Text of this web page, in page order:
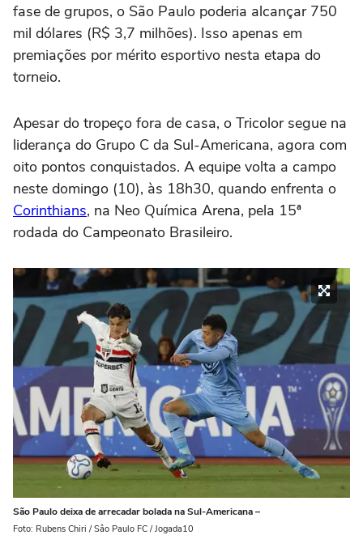
fase de grupos, o São Paulo poderia alcançar 750
mil dólares (R$ 3,7 milhões). Isso apenas em
premiações por mérito esportivo nesta etapa do
torneio.
Apesar do tropeço fora de casa, o Tricolor segue na
liderança do Grupo C da Sul-Americana, agora com
oito pontos conquistados. A equipe volta a campo
neste domingo (10), às 18h30, quando enfrenta o
Corinthians, na Neo Química Arena, pela 15ª
rodada do Campeonato Brasileiro.
São Paulo deixa de arrecadar bolada na Sul-Americana –
Foto: Rubens Chiri / Sâo Paulo FC / Jogada10